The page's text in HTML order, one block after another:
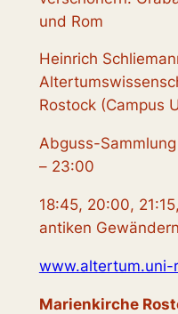
und Rom
Heinrich
Rostock (Campus
Abguss-
– 23:00
18:45, 20:00,
antiken Gewändern
www.altertum.uni-
Marienkirche